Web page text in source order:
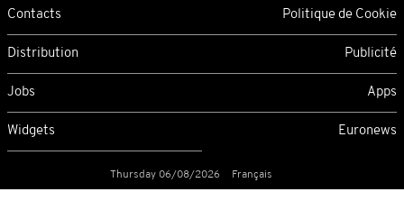
Contacts Politique de Cookie
Distribution Publicité
Jobs Apps
Widgets Euronews
Thursday 06/08/2026